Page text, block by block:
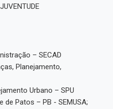
– SECAD
Planejamento,
Urbano – SPU
de Patos – PB - SEMUSA;